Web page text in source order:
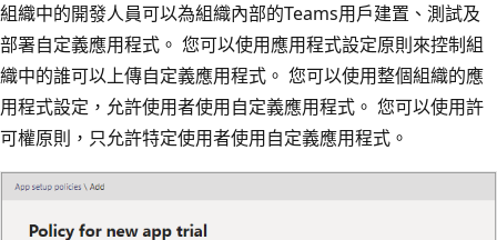
組織中的開發人員可以為組織內部的Teams用戶建置、測試及
部署自定義應用程式。 您可以使用應用程式設定原則來控制組
織中的誰可以上傳自定義應用程式。 您可以使用整個組織的應
用程式設定，允許使用者使用自定義應用程式。 您可以使用許
可權原則，只允許特定使用者使用自定義應用程式。